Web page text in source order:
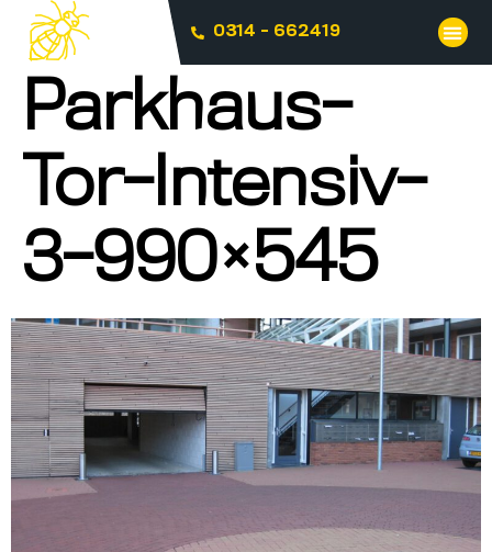
0314 - 662419
Parkhaus-
Tor-Intensiv-
3-990×545